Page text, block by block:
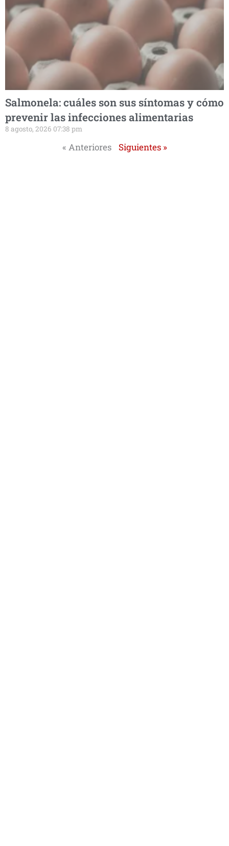
Salmonela: cuáles son sus síntomas y cómo
prevenir las infecciones alimentarias
8 agosto, 2026 07:38 pm
« Anteriores Siguientes »